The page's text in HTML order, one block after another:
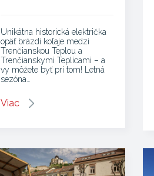
Unikátna historická električka
opäť brázdi koľaje medzi
Trenčianskou Teplou a
Trenčianskymi Teplicami – a
vy môžete byť pri tom! Letná
sezóna…
Viac